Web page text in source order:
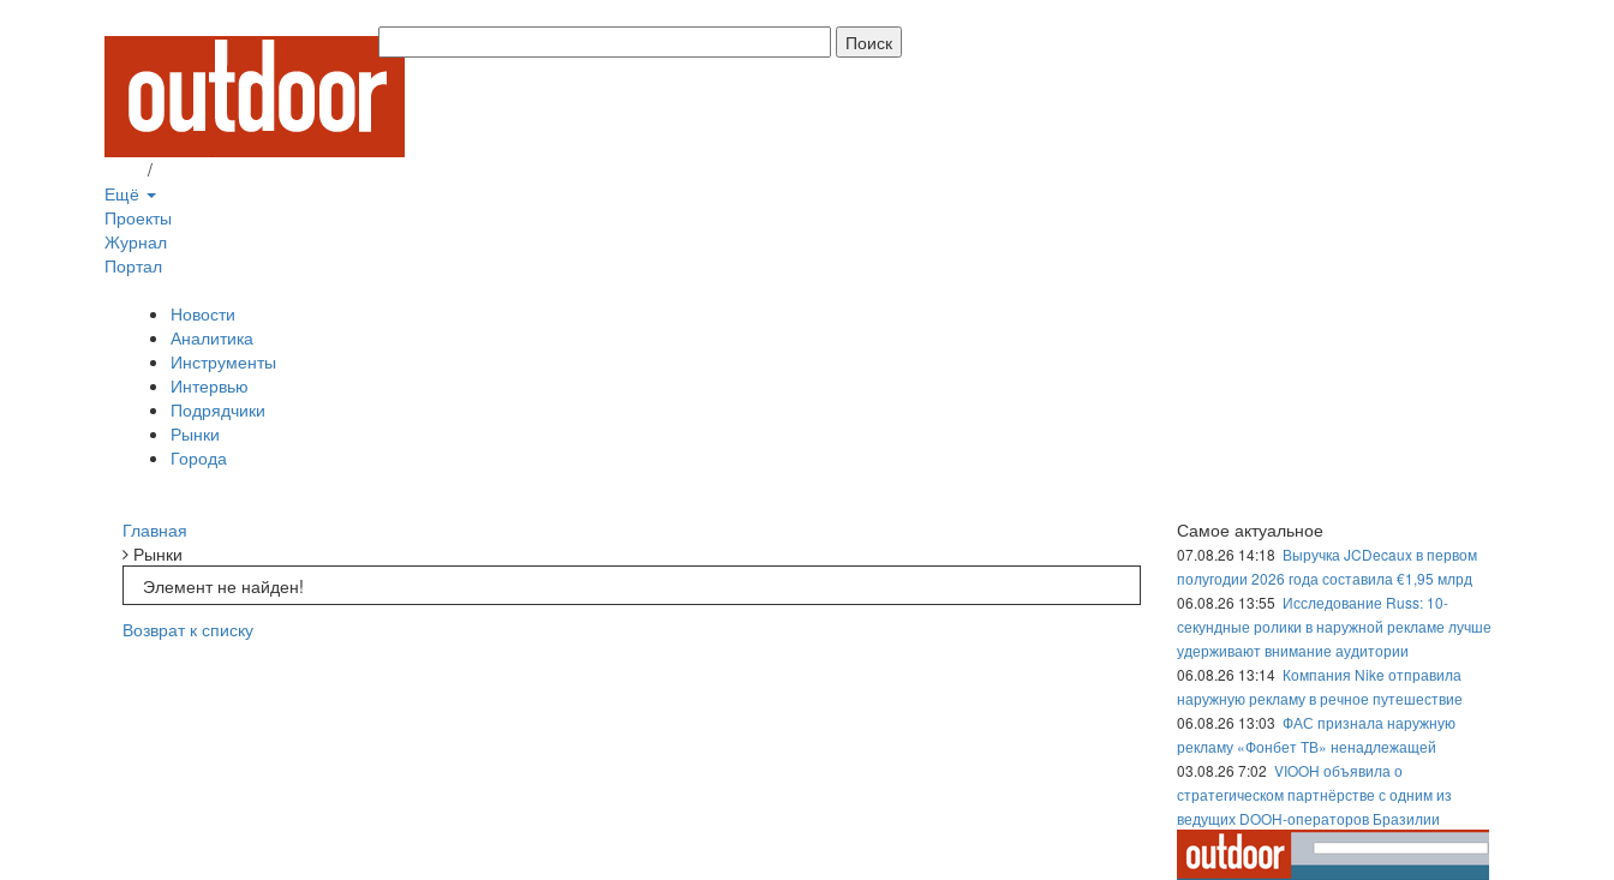
/
Ещё
Проекты
Журнал
Портал
Новости
Аналитика
Инструменты
Интервью
Подрядчики
Рынки
Города
Главная
Рынки
Элемент не найден!
Возврат к списку
Самое актуальное
07.08.26 14:18 Выручка JCDecaux в первом
полугодии 2026 года составила €1,95 млрд
06.08.26 13:55 Исследование Russ: 10-
секундные ролики в наружной рекламе лучше
удерживают внимание аудитории
06.08.26 13:14 Компания Nike отправила
наружную рекламу в речное путешествие
06.08.26 13:03 ФАС признала наружную
рекламу «Фонбет ТВ» ненадлежащей
03.08.26 7:02 VIOOH объявила о
стратегическом партнёрстве с одним из
ведущих DOOH-операторов Бразилии